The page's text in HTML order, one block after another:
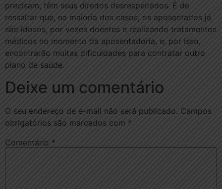
precisam, têm seus direitos desrespeitados. É de
ressaltar que, na maioria dos casos, os aposentados já
são idosos, por vezes doentes e realizando tratamentos
médicos no momento da aposentadoria, e, por isso,
encontrarão muitas dificuldades para contratar outro
plano de saúde.
Deixe um comentário
O seu endereço de e-mail não será publicado. Campos
obrigatórios são marcados com *
Comentário *